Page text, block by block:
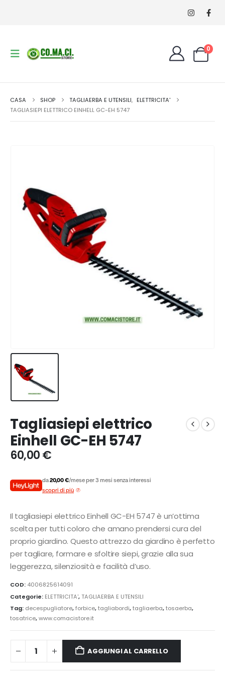
0
CASA SHOP TAGLIAERBA E UTENSILI, ELETTRICITA'
TAGLIASIEPI ELETTRICO EINHELL GC-EH 5747
Tagliasiepi elettrico
Einhell GC-EH 5747
60,00€
da20,00 €/mese per 3 mesi senza interessi
scopri di più
Il tagliasiepi elettrico Einhell GC-EH 5747 è un’ottima
scelta per tutti coloro che amano prendersi cura del
proprio giardino. Questo attrezzo da giardino è perfetto
per tagliare, formare e sfoltire siepi, grazie alla sua
leggerezza, silenziosità e facilità d’uso.
COD: 4006825614091
Categorie: ELETTRICITA',TAGLIAERBA E UTENSILI
Tag: decespugliatore,forbice,tagliabordi,tagliaerba,tosaerba,
tosatrice,www.comacistore.it
AGGIUNGI AL CARRELLO